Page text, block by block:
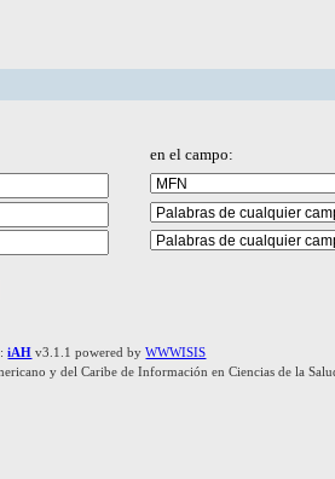
en el campo:
iAH v3.1.1 powered byWWWISIS
y del Caribe de Información en Ciencias de la